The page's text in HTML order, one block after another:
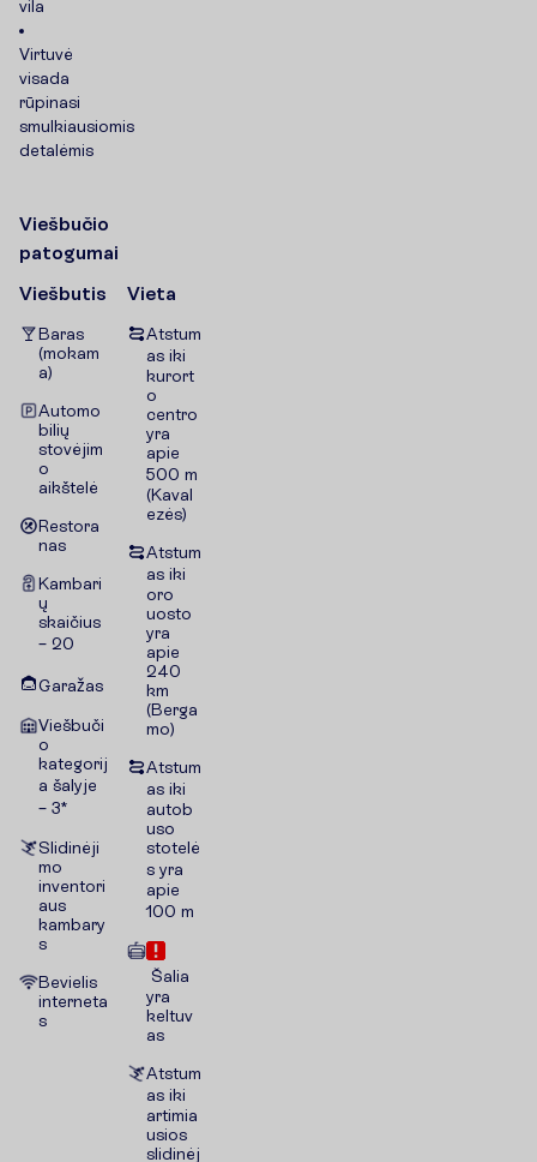
vila
Virtuvė
visada
rūpinasi
smulkiausiomis
detalėmis
Viešbučio
patogumai
Viešbutis
Baras
(mokam
a)
Automo
bilių
stovėjim
o
aikštelė
Restora
nas
Kambari
ų
skaičius
– 20
Garažas
Viešbuči
o
kategorij
a šalyje
– 3*
Slidinėji
mo
inventori
aus
kambary
s
Bevielis
interneta
s
Vieta
Atstum
as iki
kurort
o
centro
yra
apie
500 m
(Kaval
ezės)
Atstum
as iki
oro
uosto
yra
apie
240
km
(Berga
mo)
Atstum
as iki
autob
uso
stotelė
s yra
apie
100 m
Šalia
yra
keltuv
as
Atstum
as iki
artimia
usios
slidinėj